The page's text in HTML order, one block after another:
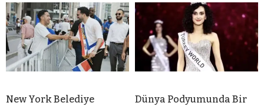
New York Belediye
Dünya Podyumunda Bir